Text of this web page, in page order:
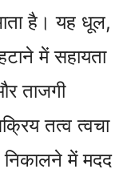
है। यह धूल,
में सहायता
ताजगी
तत्व त्वचा
निकालने में मदद